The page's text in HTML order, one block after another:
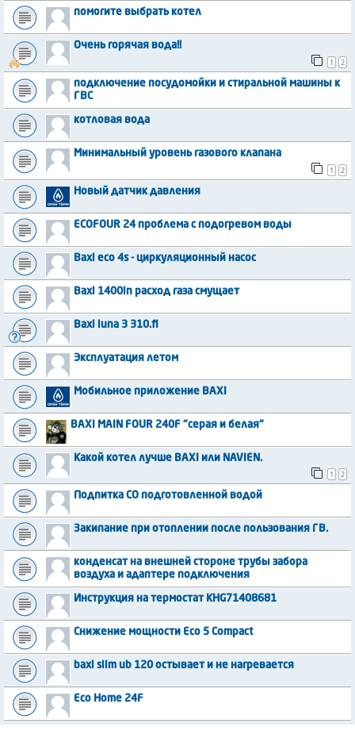
помогите выбрать котел
Очень горячая вода!!
1
2
подключение посудомойки и стиральной машины к
ГВС
котловая вода
Минимальный уровень газового клапана
1
2
Новый датчик давления
ECOFOUR 24 проблема с подогревом воды
Baxi eco 4s - циркуляционный насос
Baxi 1400in расход газа смущает
Baxi luna 3 310.fi
Эксплуатация летом
Мобильное приложение BAXI
BAXI MAIN FOUR 240F "серая и белая"
Какой котел лучше BAXI или NAVIEN.
1
2
Подпитка СО подготовленной водой
Закипание при отоплении после пользования ГВ.
конденсат на внешней стороне трубы забора
воздуха и адаптере подключения
Инструкция на термостат KHG71408681
Снижение мощности Eco 5 Compact
baxi slim ub 120 остывает и не нагревается
Eco Home 24F